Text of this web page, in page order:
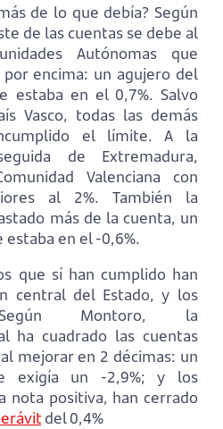
de lo que debía? Según
de las cuentas se debe al
Autónomas que
por encima: un agujero del
estaba en el 0,7%. Salvo
Vasco, todas las demás
el límite. A la
de Extremadura,
Valenciana con
al 2%. También la
más de la cuenta, un
en el -0,6%.
que sí han cumplido han
central del Estado, y los
Según Montoro, la
ha cuadrado las cuentas
mejorar en 2 décimas: un
exigía un -2,9%; y los
nota positiva, han cerrado
del 0,4%